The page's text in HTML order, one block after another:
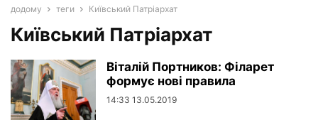
додому теги Київський Патріархат
Київський Патріархат
Віталій Портников: Філарет
формує нові правила
14:33 13.05.2019